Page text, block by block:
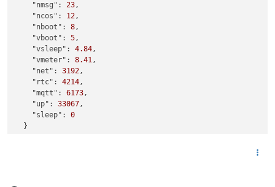
"nmsg":
23,
"ncos":
12,
"nboot":
8,
"vboot":
5,
"vsleep":
4.84,
"vmeter":
8.41,
"net":
3192,
"rtc":
4214,
"mqtt":
6173,
"up":
33067,
"sleep":
0